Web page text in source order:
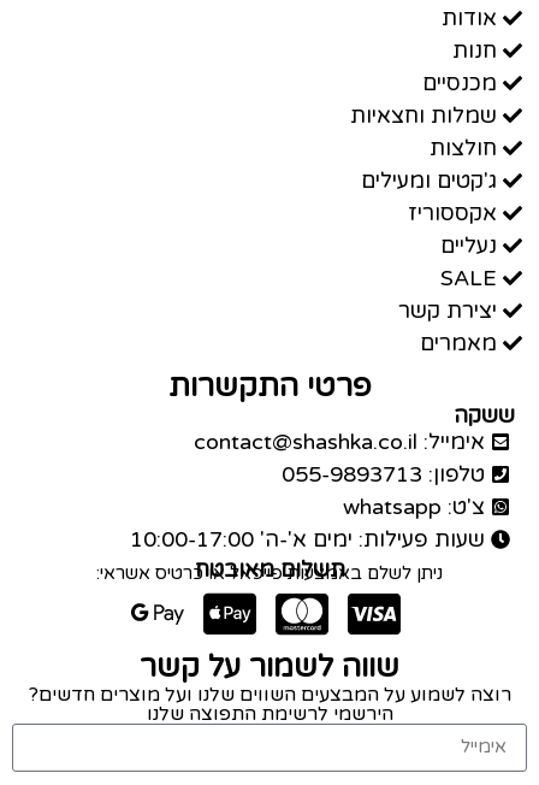
אודות
חנות
מכנסיים
שמלות וחצאיות
חולצות
ג'קטים ומעילים
אקססוריז
נעליים
SALE
יצירת קשר
מאמרים
פרטי התקשרות
ששקה
אימייל: contact@shashka.co.il
טלפון: 055-9893713
צ'ט: whatsapp
שעות פעילות: ימים א'-ה' 10:00-17:00
תשלום מאובטח
ניתן לשלם באמצעות פייפאל או כרטיס אשראי:
שווה לשמור על קשר
רוצה לשמוע על המבצעים השווים שלנו ועל מוצרים חדשים?
הירשמי לרשימת התפוצה שלנו